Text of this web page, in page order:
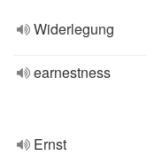
Widerlegung
earnestness
Ernst